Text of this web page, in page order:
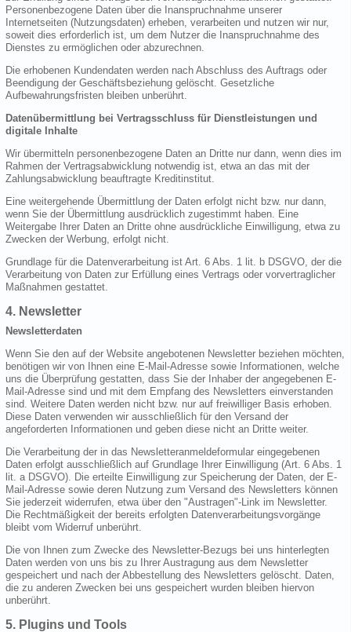
Personenbezogene Daten über die Inanspruchnahme unserer
Internetseiten (Nutzungsdaten) erheben, verarbeiten und nutzen wir nur,
soweit dies erforderlich ist, um dem Nutzer die Inanspruchnahme des
Dienstes zu ermöglichen oder abzurechnen.
Die erhobenen Kundendaten werden nach Abschluss des Auftrags oder
Beendigung der Geschäftsbeziehung gelöscht. Gesetzliche
Aufbewahrungsfristen bleiben unberührt.
Datenübermittlung bei Vertragsschluss für Dienstleistungen und
digitale Inhalte
Wir übermitteln personenbezogene Daten an Dritte nur dann, wenn dies im
Rahmen der Vertragsabwicklung notwendig ist, etwa an das mit der
Zahlungsabwicklung beauftragte Kreditinstitut.
Eine weitergehende Übermittlung der Daten erfolgt nicht bzw. nur dann,
wenn Sie der Übermittlung ausdrücklich zugestimmt haben. Eine
Weitergabe Ihrer Daten an Dritte ohne ausdrückliche Einwilligung, etwa zu
Zwecken der Werbung, erfolgt nicht.
Grundlage für die Datenverarbeitung ist Art. 6 Abs. 1 lit. b DSGVO, der die
Verarbeitung von Daten zur Erfüllung eines Vertrags oder vorvertraglicher
Maßnahmen gestattet.
4. Newsletter
Newsletterdaten
Wenn Sie den auf der Website angebotenen Newsletter beziehen möchten,
benötigen wir von Ihnen eine E-Mail-Adresse sowie Informationen, welche
uns die Überprüfung gestatten, dass Sie der Inhaber der angegebenen E-
Mail-Adresse sind und mit dem Empfang des Newsletters einverstanden
sind. Weitere Daten werden nicht bzw. nur auf freiwilliger Basis erhoben.
Diese Daten verwenden wir ausschließlich für den Versand der
angeforderten Informationen und geben diese nicht an Dritte weiter.
Die Verarbeitung der in das Newsletteranmeldeformular eingegebenen
Daten erfolgt ausschließlich auf Grundlage Ihrer Einwilligung (Art. 6 Abs. 1
lit. a DSGVO). Die erteilte Einwilligung zur Speicherung der Daten, der E-
Mail-Adresse sowie deren Nutzung zum Versand des Newsletters können
Sie jederzeit widerrufen, etwa über den "Austragen"-Link im Newsletter.
Die Rechtmäßigkeit der bereits erfolgten Datenverarbeitungsvorgänge
bleibt vom Widerruf unberührt.
Die von Ihnen zum Zwecke des Newsletter-Bezugs bei uns hinterlegten
Daten werden von uns bis zu Ihrer Austragung aus dem Newsletter
gespeichert und nach der Abbestellung des Newsletters gelöscht. Daten,
die zu anderen Zwecken bei uns gespeichert wurden bleiben hiervon
unberührt.
5. Plugins und Tools